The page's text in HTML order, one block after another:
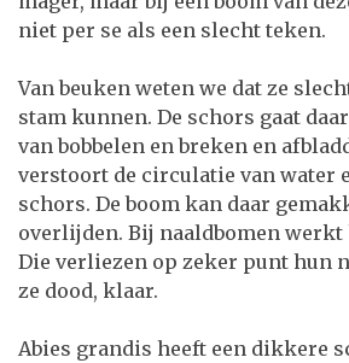
niet per se als een slecht teken.
Van beuken weten we dat ze
stam kunnen. De schors gaat
van bobbelen en breken en
verstoort de circulatie van water
schors. De boom kan daar
overlijden. Bij naaldbomen werkt
Die verliezen op zeker punt hun
ze dood, klaar.
Abies grandis heeft een dikkere